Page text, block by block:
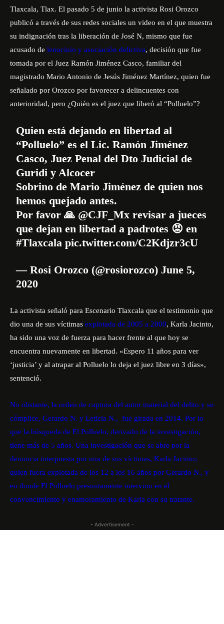
Tlaxcala, Tlax. El pasado 5 de junio la activista Rosi Orozco
publicó a través de sus redes sociales un video en el que muestra
su indignación tras la liberación de José N, mismo que fue
acusado de lenocinio y asociación delictiva, decisión que fue
tomada por el Juez Ramón Jiménez Casco, familiar del
magistrado Mario Antonio de Jesús Jiménez Martínez, quien fue
señalado por Orozco por favorecer a delincuentes con
anterioridad, pero ¿Quién es el juez que liberó al “Polluelo”?
Quien está dejando en libertad al
“Polluelo” es el Lic. Ramón Jiménez
Casco, Juez Penal del Dto Judicial de
Guridi y Alcocer
Sobrino de Mario Jiménez de quien nos
hemos quejado antes.
Por favor 🙏 @CJF_Mx revisar a jueces
que dejan en libertad a padrotes 😡 en
#Tlaxcala pic.twitter.com/C2Kdjzr3cU
— Rosi Orozco (@rosiorozco) June 5,
2020
La activista señaló para Escenario Tlaxcala que el testimonio que
dio una de sus víctimas explotada de 2005 a 2009, Karla Jacinto,
ha sido una voz de fuerza para hacer frente al que hoy se
encuentra nuevamente en libertad. «Espero 11 años para ver
‘justicia’ y al atrapar al Polluelo lo deja el juez libre en 3 días»,
sentenció.
No obstante, la orden de captura del autor material del delito y su
cómplice, Gerardo N. y Leticia N., fue girada en 2014. Por lo
que la búsqueda de El Polluelo, derivado de la investigación,
tiene más de 5 años. Una investigación que se abre por la
denuncia interpuesta por una de sus víctimas, Karla Jacinto;
quien fuera explotada de los 12 a los 16 años por Gerardo N., y
en donde El Polluelo presuntamente intervino en el
convencimiento y enamoramiento de Karla con su tratante.
- Advertisement -